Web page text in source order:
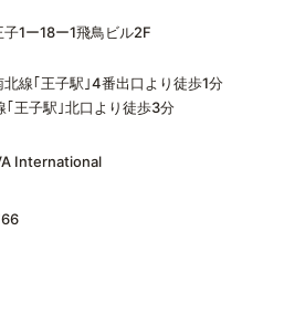
1ー18ー1飛鳥ビル2F
線｢王子駅｣4番出口より徒歩1分
｢王子駅｣北口より徒歩3分
International